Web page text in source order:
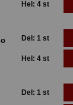
Hel: 4 st
Del: 1 st
Hel: 4 st
Del: 1 st